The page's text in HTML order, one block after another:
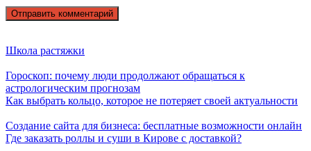
Школа растяжки
Гороскоп: почему люди продолжают обращаться к
астрологическим прогнозам
Как выбрать кольцо, которое не потеряет своей актуальности
Создание сайта для бизнеса: бесплатные возможности онлайн
Где заказать роллы и суши в Кирове с доставкой?